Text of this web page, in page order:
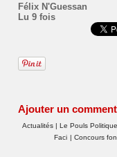
Félix N'Guessan
Lu 9 fois
Ajouter un
Actualités | Le Pouls Politique
Faci | Concours